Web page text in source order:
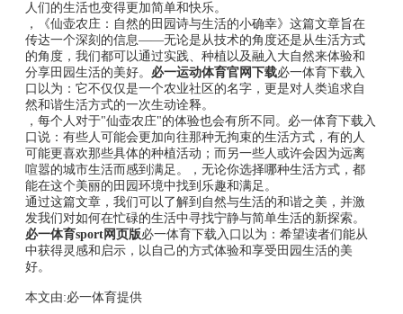
人们的生活也变得更加简单和快乐。
，《仙壶农庄：自然的田园诗与生活的小确幸》这篇文章旨在
传达一个深刻的信息——无论是从技术的角度还是从生活方式
的角度，我们都可以通过实践、种植以及融入大自然来体验和
分享田园生活的美好。 必一运动体育官网下载必一体育下载入
口以为：它不仅仅是一个农业社区的名字，更是对人类追求自
然和谐生活方式的一次生动诠释。
，每个人对于"仙壶农庄"的体验也会有所不同。必一体育下载入
口说：有些人可能会更加向往那种无拘束的生活方式，有的人
可能更喜欢那些具体的种植活动；而另一些人或许会因为远离
喧嚣的城市生活而感到满足。，无论你选择哪种生活方式，都
能在这个美丽的田园环境中找到乐趣和满足。
通过这篇文章，我们可以了解到自然与生活的和谐之美，并激
发我们对如何在忙碌的生活中寻找宁静与简单生活的新探索。
必一体育sport网页版必一体育下载入口以为：希望读者们能从
中获得灵感和启示，以自己的方式体验和享受田园生活的美
好。
本文由:必一体育提供